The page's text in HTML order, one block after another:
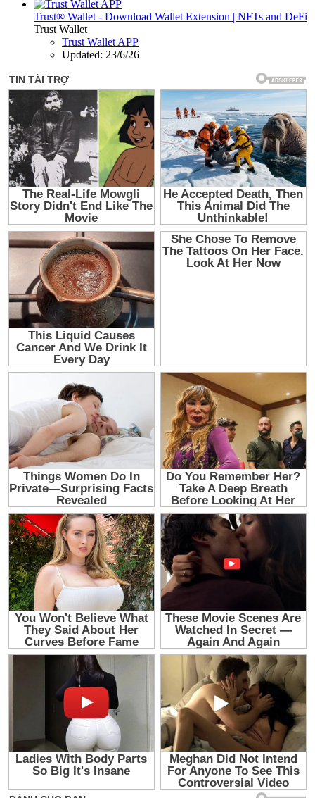
Trust® Wallet - Download Wallet Extension | NFTs and DeFi
Trust Wallet
Trust Wallet APP
Updated: 23/6/26